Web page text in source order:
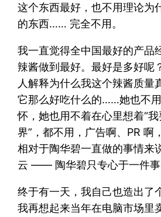
这个东西最好，也不用理论为
的东西…… 完全不用。
我一直觉得全中国最好的产品
辣酱做到最好。最好是多好呢
人解释为什么我这个辣酱质量
它那么好吃什么的……她也不
怀，她也用不着在心里想着“
界”，都不用，广告啊、PR 啊
相对于陶华碧一直做的事情来
云 —— 陶华碧只专心于一件事
终于有一天，我自己也造出了
我再想起来当年在电脑市场里